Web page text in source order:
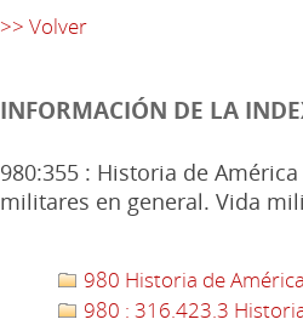
>> Volver
INFORMACIÓN DE LA
980:355 : Historia de
militares en general. Vida
980 Historia de
980 : 316.423.3